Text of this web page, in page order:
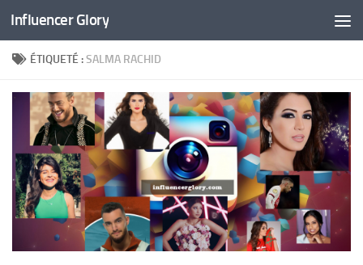
Skip to content
Influencer Glory
ÉTIQUETÉ :SALMA RACHID